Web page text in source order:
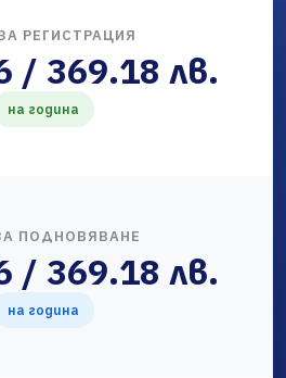
РЕГИСТРАЦИЯ
/ 369.18 лв.
на година
ПОДНОВЯВАНЕ
/ 369.18 лв.
на година